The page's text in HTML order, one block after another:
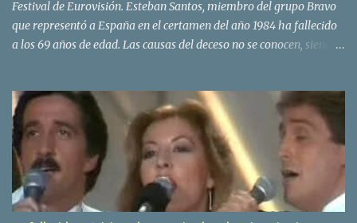
Festival de Eurovisión. Esteban Santos, miembro del grupo Bravo
que representó a España en el certamen del año 1984 ha fallecido
a los 69 años de edad. Las causas del deceso no se conocen, siendo
traves de las redes sociales. Nacido en Tolosa en 1951, durante su
epoca universitaria en la carrera de empresariales conoció al
estudiante de medicina Luis Villar, comenzando a actuar
juntos,Santos a la guitarra y Villar al piano, sin atreverse a dar el
salto al mercado profesional. Sin embargo esto cambió gracias a la
propia Amaia Saizar, que tras su abandono de Trigo Limpio,
recibió por parte de la discografica Hispavox el encargo de crear